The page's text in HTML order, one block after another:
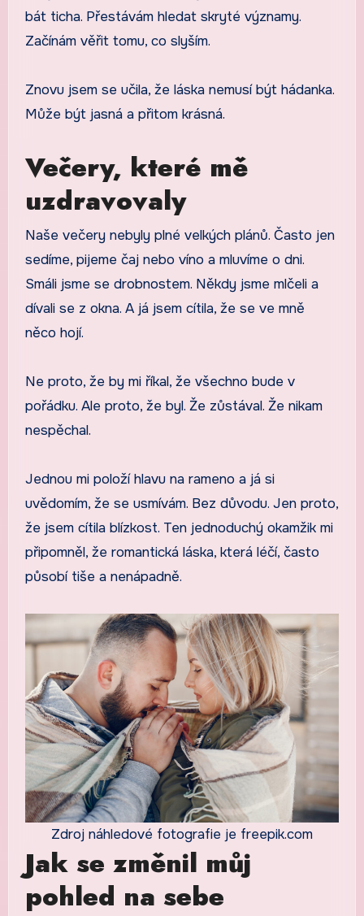
bát ticha. Přestávám hledat skryté významy.
Začínám věřit tomu, co slyším.
Znovu jsem se učila, že láska nemusí být hádanka.
Může být jasná a přitom krásná.
Večery, které mě
uzdravovaly
Naše večery nebyly plné velkých plánů. Často jen
sedíme, pijeme čaj nebo víno a mluvíme o dni.
Smáli jsme se drobnostem. Někdy jsme mlčeli a
dívali se z okna. A já jsem cítila, že se ve mně
něco hojí.
Ne proto, že by mi říkal, že všechno bude v
pořádku. Ale proto, že byl. Že zůstával. Že nikam
nespěchal.
Jednou mi položí hlavu na rameno a já si
uvědomím, že se usmívám. Bez důvodu. Jen proto,
že jsem cítila blízkost. Ten jednoduchý okamžik mi
připomněl, že romantická láska, která léčí, často
působí tiše a nenápadně.
Zdroj náhledové fotografie je freepik.com
Jak se změnil můj
pohled na sebe